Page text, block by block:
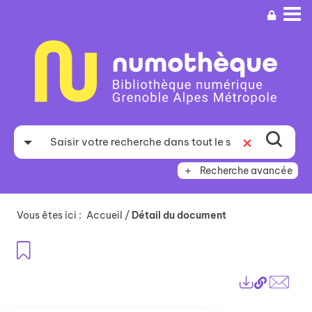
recherche
Recherche avancée
Vous êtes ici : Accueil / Détail du document
Lien